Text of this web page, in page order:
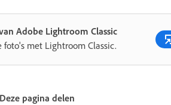
Adobe Lightroom Classic
met Lightroom Classic.
Deze pagina delen